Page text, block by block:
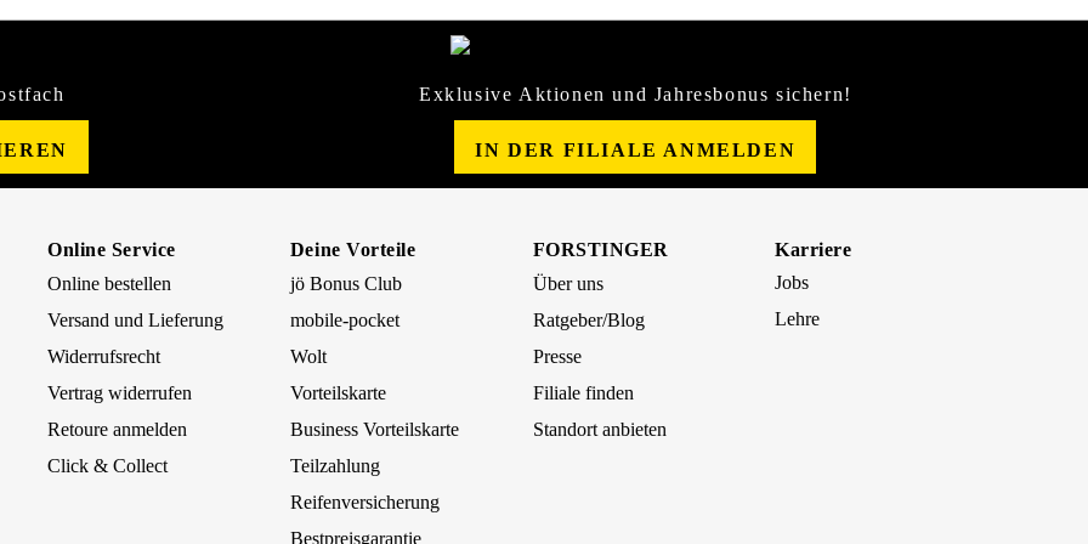
Exklusive Aktionen und Jahresbonus sichern!
IN DER FILIALE ANMELDEN
Online Service
Online bestellen
Versand und Lieferung
Widerrufsrecht
Vertrag widerrufen
Retoure anmelden
Click & Collect
Deine Vorteile
jö Bonus Club
mobile-pocket
Wolt
Vorteilskarte
Business Vorteilskarte
Teilzahlung
Reifenversicherung
Bestpreisgarantie
FORSTINGER
Über uns
Ratgeber/Blog
Presse
Filiale finden
Standort anbieten
Karriere
Jobs
Lehre